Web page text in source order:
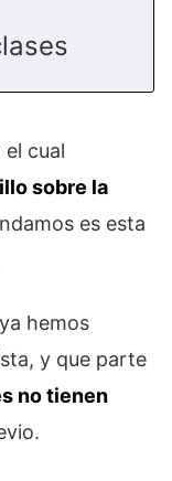
cual
sobre la
es esta
hemos
y que parte
no tienen